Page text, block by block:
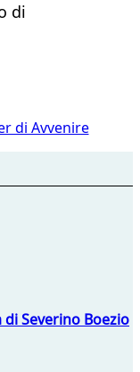
di
di Avvenire
Severino Boezio